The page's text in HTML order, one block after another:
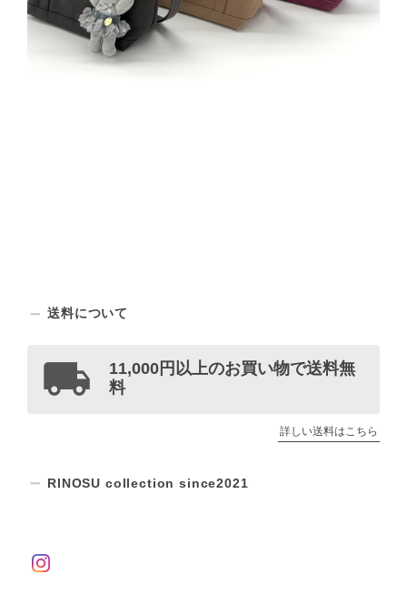
送料について
11,000円以上のお買い物で送料無
料
詳しい送料はこちら
RINOSU collection since2021